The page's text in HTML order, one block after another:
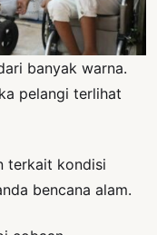
banyak warna.
pelangi terlihat
terkait kondisi
bencana alam.